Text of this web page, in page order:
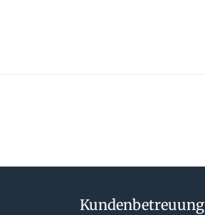
Kundenbetreuung